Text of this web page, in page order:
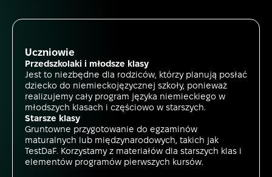
Uczniowie
Przedszkolaki i młodsze klasy
Jest to niezbędne dla rodziców, którzy planują posłać
dziecko do niemieckojęzycznej szkoły, ponieważ
realizujemy cały program języka niemieckiego w
młodszych klasach i częściowo w starszych.
Starsze klasy
Gruntowne przygotowanie do egzaminów
maturalnych lub międzynarodowych, takich jak
TestDaF. Korzystamy z materiałów dla starszych klas i
elementów programów pierwszych kursów.